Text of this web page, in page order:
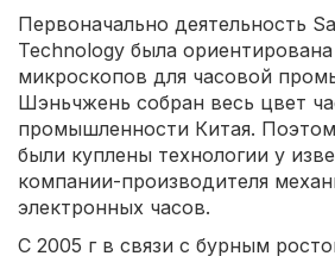
Первоначально деятельность
Technology была
микроскопов для часовой
Шэньчжень собран весь цвет
промышленности Китая.
были куплены технологии у
компании-производителя
электронных часов.
С 2005 г в связи с бурным